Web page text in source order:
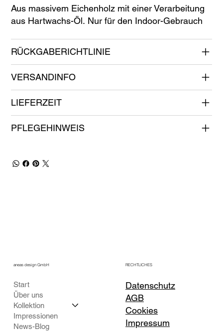
Aus massivem Eichenholz mit einer Verarbeitung
aus Hartwachs-Öl. Nur für den Indoor-Gebrauch
RÜCKGABERICHTLINIE
VERSANDINFO
LIEFERZEIT
PFLEGEHINWEIS
aneas design GmbH
Start
Über uns
Kollektion
Impressionen
News-Blog
RECHTLICHES
Datenschutz
Cookies
AGB
Impressum